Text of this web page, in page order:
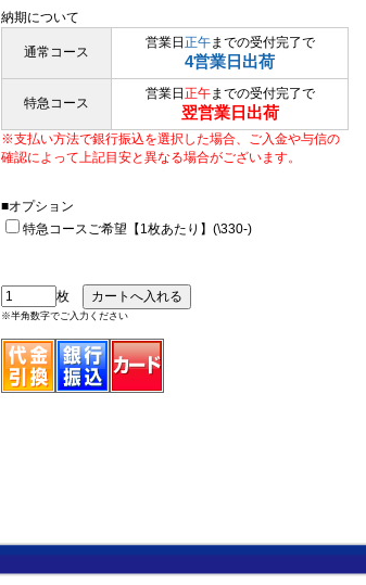
納期について
通常コース
営業日 正午までの受付完了で
4営業日出荷
特急コース
営業日 正午までの受付完了で
翌営業日出荷
※支払い方法で銀行振込を選択した場合、ご入金や与信の
確認によって上記目安と異なる場合がございます。
■オプション
特急コースご希望【1枚あたり】(\330-)
枚
※半角数字でご入力ください